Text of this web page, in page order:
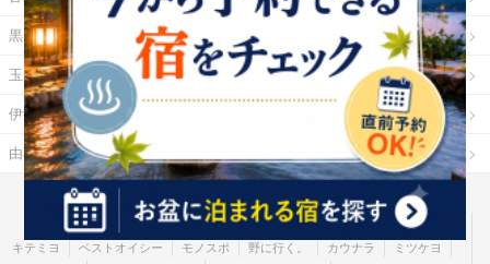
黒川温泉 霧島温泉 酸ヶ湯温泉
玉川温泉 日光湯元温泉 箱根温泉
伊勢・鳥羽温泉 大歩危祖谷温泉
由布院温泉 指宿温泉
お湯たびとは ご利用ガイド Ｇポイント
Ｇランキング だれどこ ocruyo お湯たび
わたしと、暮らし。
キテミヨ
ベストオイシー モノスポ 野に行く。 カウナラ
ミツケヨ